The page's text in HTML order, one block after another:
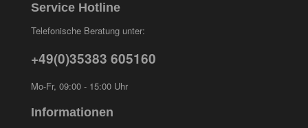
Service Hotline
Telefonische Beratung unter:
+49(0)35383 605160
Mo-Fr, 09:00 - 15:00 Uhr
Informationen